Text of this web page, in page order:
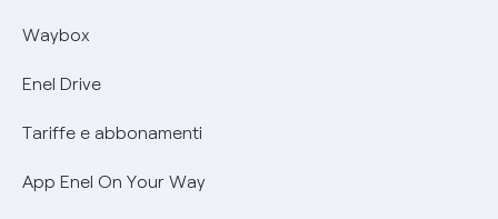
Informativa RAEE
Informativa Privacy AI
Offerta Tutela Vulnerabilità Gas
Mobilità Elettrica
Phishing e truffe online
Verifica chi ti ha chiamato
Waybox
Enel Drive
Tariffe e abbonamenti
App Enel On Your Way